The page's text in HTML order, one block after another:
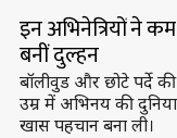
इन अभिनेत्रियों ने
बनीं दुल्हन
बॉलीवुड और छोटे पर्दे
उम्र में अभिनय की
खास पहचान बना ली।